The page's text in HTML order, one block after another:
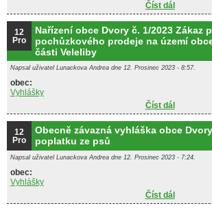
Číst dál
Dvory
12
Pro
Nařízení obce Dvory č. 1/2023 Zákaz
pochůzkového prodeje na území
části Veleliby
Napsal uživatel Lunackova Andrea dne 12. Prosinec 2023 - 8:57.
obec:
Vyhlášky
Číst dál
obce
12
Pro
Obecně závazná vyhláška obce
poplatku ze psů
Napsal uživatel Lunackova Andrea dne 12. Prosinec 2023 - 7:24.
obec:
Vyhlášky
Číst dál
Dvory o